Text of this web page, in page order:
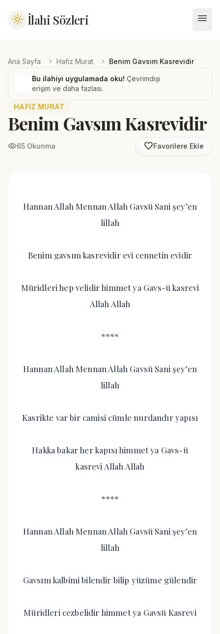
light_mode İlahi Sözleri menu
Ana Sayfa chevron_right Hafız Murat chevron_right Benim Gavsım Kasrevidir
Bu ilahiyi uygulamada oku! Çevrimdışı
erişim ve daha fazlası.
HAFIZ MURAT
Benim Gavsım Kasrevidir
visibility65 Okunma favorite_borderFavorilere Ekle
Hannan Allah Mennan Allah Gavsü Sani şey’en
lillah
Benim gavsım kasrevidir evi cennetin evidir
Müridleri hep velidir himmet ya Gavs-ü kasrevi
Allah Allah
****
Hannan Allah Mennan Allah Gavsü Sani şey’en
lillah
Kasrikte var bir camisi cümle nurdandır yapısı
Hakka bakar her kapısı himmet ya Gavs-ü
kasrevi Allah Allah
****
Hannan Allah Mennan Allah Gavsü Sani şey’en
lillah
Gavsım kalbimi bilendir bilip yüzüme gülendir
Müridleri cezbelidir himmet ya Gavsü Kasrevi